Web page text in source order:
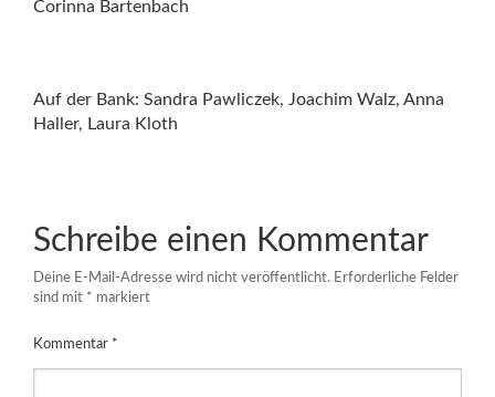
Corinna Bartenbach
Auf der Bank: Sandra Pawliczek, Joachim Walz, Anna
Haller, Laura Kloth
Schreibe einen Kommentar
Deine E-Mail-Adresse wird nicht veröffentlicht. Erforderliche Felder
sind mit * markiert
Kommentar *